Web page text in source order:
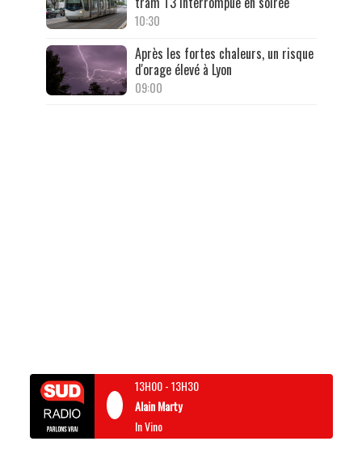
10:30
Après les fortes chaleurs, un risque
d'orage élevé à Lyon
09:00
13H00-13H30
Alain Marty
In Vino